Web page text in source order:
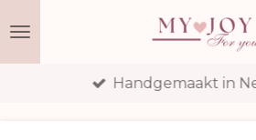
Handgemaakt in